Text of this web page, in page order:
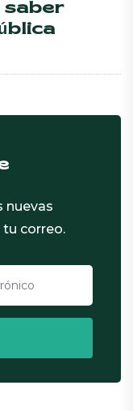
saber
nuevas
correo.